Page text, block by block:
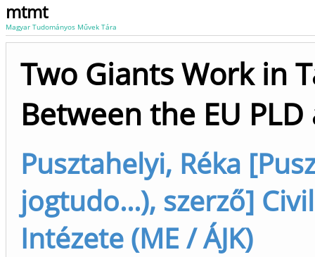
mtmt
Magyar Tudományos Művek Tára
Two Giants Work in
Between the EU
Pusztahelyi, Réka
jogtudo...), szerző]
Intézete (ME / ÁJK)